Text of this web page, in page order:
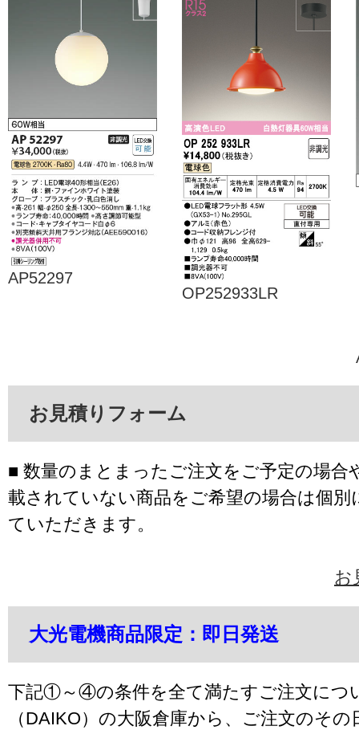
AP52297
OP252933LR
お見積りフォーム
■ 数量のまとまったご注文をご予定の場合
載されていない商品をご希望の場合は個別
ていただきます。
お
大光電機商品限定：即日発送
下記①～④の条件を全て満たすご注文につ
（DAIKO）の大阪倉庫から、ご注文のそ